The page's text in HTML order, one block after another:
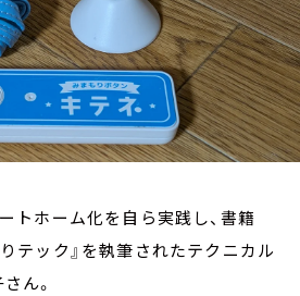
トホーム化を自ら実践し、書籍
テック』を執筆されたテクニカル
ん。